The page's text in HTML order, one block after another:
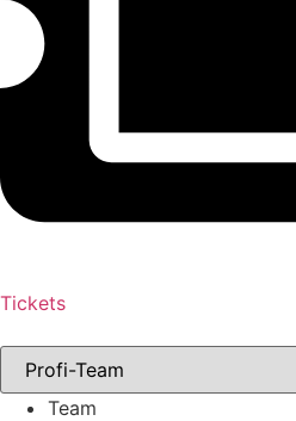
Tickets
Team